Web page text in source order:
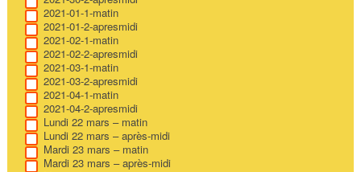
2021-01-1-matin
2021-01-2-apresmidi
2021-02-1-matin
2021-02-2-apresmidi
2021-03-1-matin
2021-03-2-apresmidi
2021-04-1-matin
2021-04-2-apresmidi
Lundi 22 mars – matin
Lundi 22 mars – après-midi
Mardi 23 mars – matin
Mardi 23 mars – après-midi